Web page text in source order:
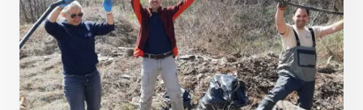
–
ПРОЛЕТ
2025